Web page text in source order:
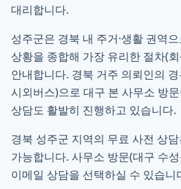
대리합니다.
성주군은 경북 내 주거·생활 권역
상황을 종합해 가장 유리한 절차(
안내합니다. 경북 거주 의뢰인의 경
시외버스)으로 대구 본 사무소 방
상담도 활발히 진행하고 있습니다.
경북 성주군 지역의 무료 사전 상
가능합니다. 사무소 방문(대구 수
이메일 상담을 선택하실 수 있습니